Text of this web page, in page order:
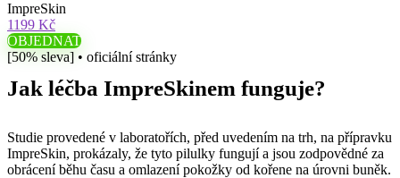
ImpreSkin
1199 Kč
OBJEDNAT
[50% sleva] • oficiální stránky
Jak léčba ImpreSkinem funguje?
Studie provedené v laboratořích, před uvedením na trh, na přípravku
ImpreSkin, prokázaly, že tyto pilulky fungují a jsou zodpovědné za
obrácení běhu času a omlazení pokožky od kořene na úrovni buněk.